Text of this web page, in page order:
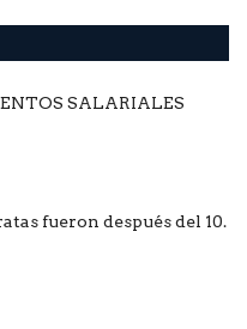
SALARIALES
fueron después del 10.